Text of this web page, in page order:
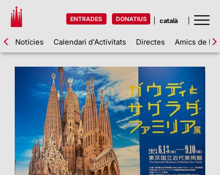
ENTRADES DONATIUS
Notícies Calendari d'Activitats Directes Amics de la